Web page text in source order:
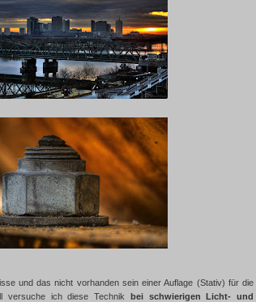
und das nicht vorhanden sein einer Auflage (Stativ) für die
versuche ich diese Technik bei schwierigen Licht- und